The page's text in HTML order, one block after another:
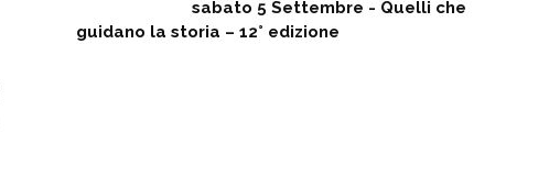
sabato 5 Settembre - Quelli che
guidano la storia – 12° edizione